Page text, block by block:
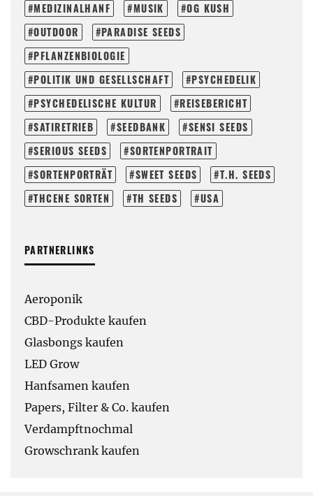
MEDIZINALHANF
MUSIK
OG KUSH
OUTDOOR
PARADISE SEEDS
PFLANZENBIOLOGIE
POLITIK UND GESELLSCHAFT
PSYCHEDELIK
PSYCHEDELISCHE KULTUR
REISEBERICHT
SATIRETRIEB
SEEDBANK
SENSI SEEDS
SERIOUS SEEDS
SORTENPORTRAIT
SORTENPORTRÄT
SWEET SEEDS
T.H. SEEDS
THCENE SORTEN
TH SEEDS USA
PARTNERLINKS
Aeroponik
CBD-Produkte kaufen
Glasbongs kaufen
LED Grow
Hanfsamen kaufen
Papers, Filter & Co. kaufen
Verdampftnochmal
Growschrank kaufen